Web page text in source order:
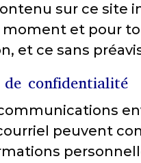
sur ce site
et pour
et ce sans
de confidentialité
peuvent